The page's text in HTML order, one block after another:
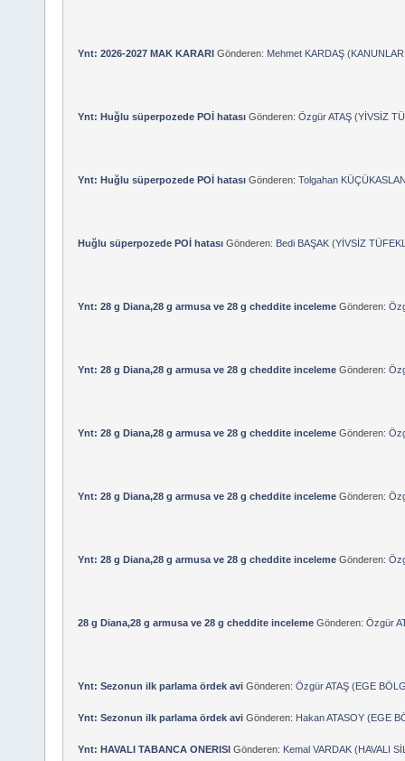
Ynt: 2026-2027 MAK KARARIGönderen: Mehmet KARDAŞ(
Ynt: Huğlu süperpozede POİ hatası Gönderen: Özgür ATAŞ(YİVSİZ
Ynt: Huğlu süperpozede POİ hatası Gönderen: Tolgahan
Huğlu süperpozede POİ hatası Gönderen: Bedi BAŞAK(YİVSİZ
Ynt: 28 g Diana,28 g armusa ve 28 g cheddite inceleme Gönderen:
Ynt: 28 g Diana,28 g armusa ve 28 g cheddite inceleme Gönderen:
Ynt: 28 g Diana,28 g armusa ve 28 g cheddite inceleme Gönderen:
Ynt: 28 g Diana,28 g armusa ve 28 g cheddite inceleme Gönderen:
Ynt: 28 g Diana,28 g armusa ve 28 g cheddite inceleme Gönderen:
28 g Diana,28 g armusa ve 28 g cheddite inceleme Gönderen: Özgür
Ynt: Sezonun ilk parlama ördek aviGönderen: Özgür ATAŞ(EGE
Ynt: Sezonun ilk parlama ördek aviGönderen: Hakan ATASOY(EGE
Ynt: HAVALI TABANCA ONERISIGönderen: Kemal VARDAK(HAVALI